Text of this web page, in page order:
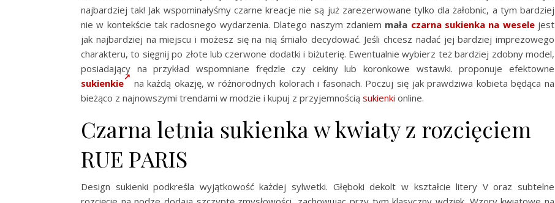
najbardziej tak! Jak wspominałyśmy czarne kreacje nie są już zarezerwowane tylko dla żałobnic, a tym bardziej
nie w kontekście tak radosnego wydarzenia. Dlatego naszym zdaniem mała czarna sukienka na weselejest
jak najbardziej na miejscu i możesz się na nią śmiało decydować. Jeśli chcesz nadać jej bardziej imprezowego
charakteru, to sięgnij po złote lub czerwone dodatki i biżuterię. Ewentualnie wybierz też bardziej zdobny model,
posiadający na przykład wspomniane frędzle czy cekiny lub koronkowe wstawki. proponuje efektowne
sukienkie
na każdą okazję, w różnorodnych kolorach i fasonach. Poczuj się jak prawdziwa kobieta będąca na
bieżąco z najnowszymi trendami w modzie i kupuj z przyjemnością sukienki online.
Czarna letnia sukienka w kwiaty z rozcięciem
RUE PARIS
Design sukienki podkreśla wyjątkowość każdej sylwetki. Głęboki dekolt w kształcie litery V oraz subtelne